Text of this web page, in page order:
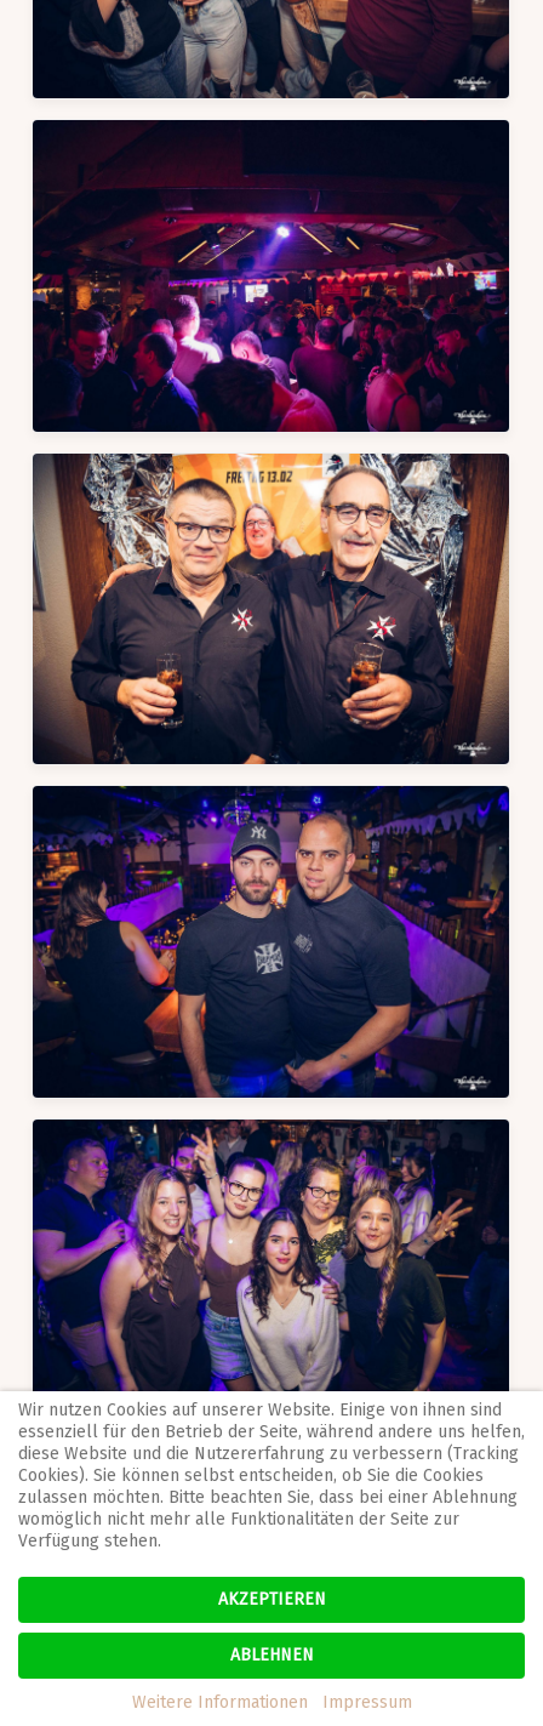
Wir nutzen Cookies auf unserer Website. Einige von ihnen sind
essenziell für den Betrieb der Seite, während andere uns helfen,
diese Website und die Nutzererfahrung zu verbessern (Tracking
Cookies). Sie können selbst entscheiden, ob Sie die Cookies
zulassen möchten. Bitte beachten Sie, dass bei einer Ablehnung
womöglich nicht mehr alle Funktionalitäten der Seite zur
Verfügung stehen.
AKZEPTIEREN
ABLEHNEN
Weitere Informationen Impressum